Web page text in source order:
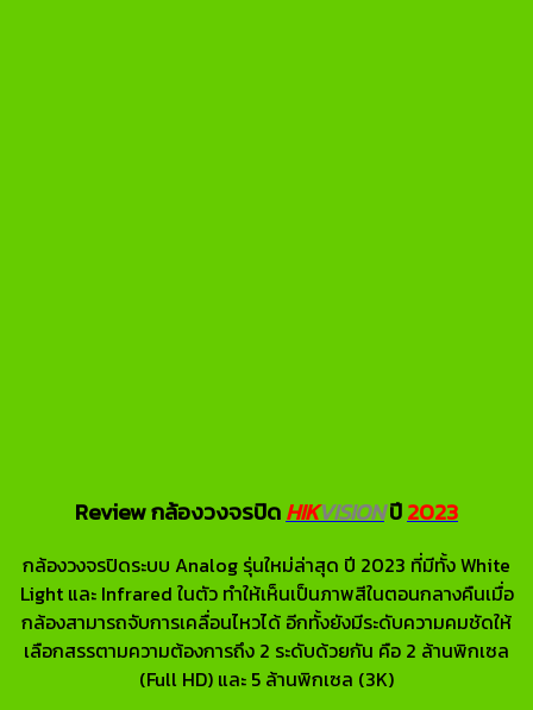
Review กล้องวงจรปิดHIKVISIONปี2023
กล้องวงจรปิดระบบ Analog รุ่นใหม่ล่าสุด ปี 2023 ที่มีทั้ง White
Light และ Infrared ในตัว ทำให้เห็นเป็นภาพสีในตอนกลางคืนเมื่อ
กล้องสามารถจับการเคลื่อนไหวได้ อีกทั้งยังมีระดับความคมชัดให้
เลือกสรรตามความต้องการถึง 2 ระดับด้วยกัน คือ 2 ล้านพิกเซล
(Full HD) และ 5 ล้านพิกเซล (3K)